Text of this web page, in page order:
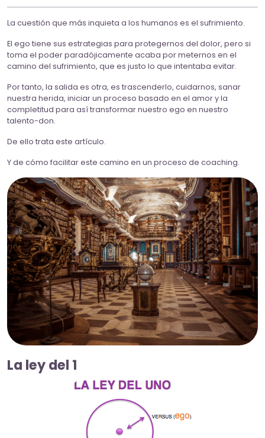
La cuestión que más inquieta a los humanos es el sufrimiento.
El ego tiene sus estrategias para protegernos del dolor, pero si
toma el poder paradójicamente acaba por meternos en el
camino del sufrimiento, que es justo lo que intentaba evitar.
Por tanto, la salida es otra, es trascenderlo, cuidarnos, sanar
nuestra herida, iniciar un proceso basado en el amor y la
completitud para así transformar nuestro ego en nuestro
talento-don.
De ello trata este artículo.
Y de cómo facilitar este camino en un proceso de coaching.
La ley del 1